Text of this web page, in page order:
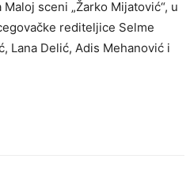
sceni „Žarko Mijatović“, u
rediteljice Selme
Lana Delić, Adis Mehanović i